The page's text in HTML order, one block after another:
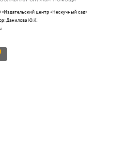
центр «Нескучный сад»
Данилова Ю.К.